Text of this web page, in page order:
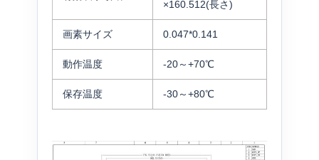
×160.512(長さ)
画素サイズ 0.047*0.141
動作温度 -20～+70℃
保存温度 -30～+80℃